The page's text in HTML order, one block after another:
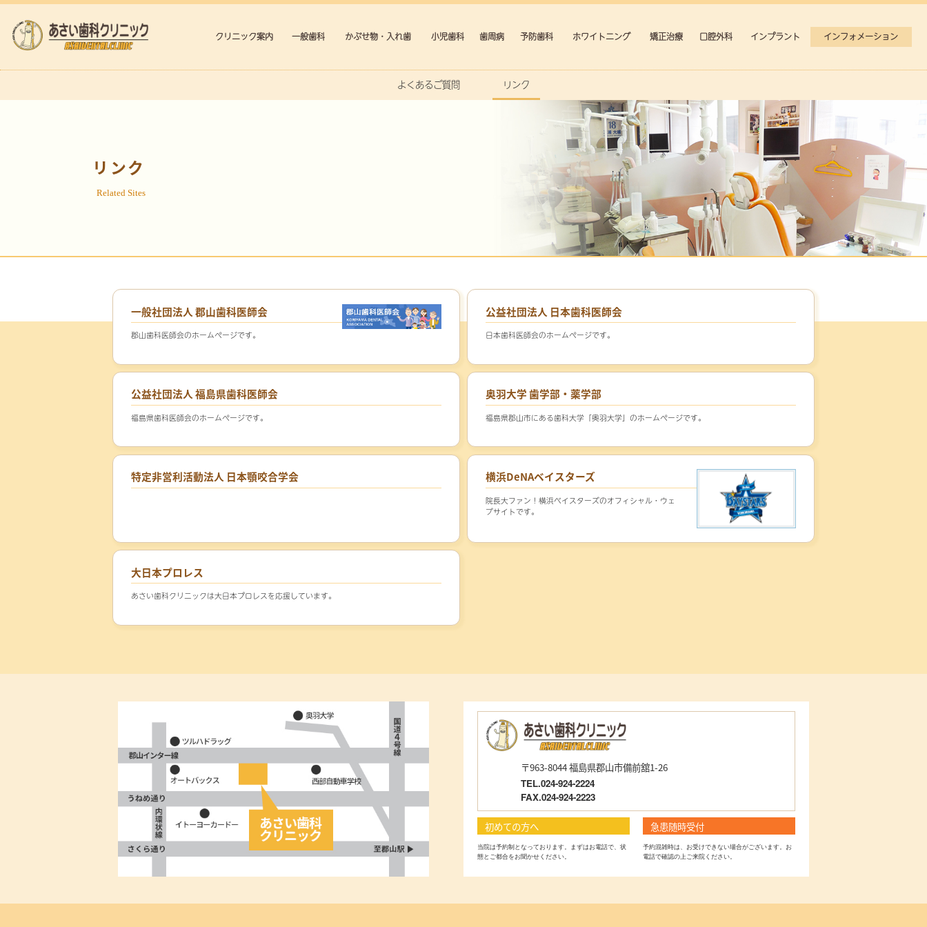
クリニック案内 一般歯科 かぶせ物・入れ歯 小児歯科 歯周病 予防歯科 ホワイトニング 矯正治療 口腔外科 インプラント インフォメーション
よくあるご質問 リンク
リンク
Related Sites
一般社団法人 郡山歯科医師会
郡山歯科医師会のホームページです。
公益社団法人 日本歯科医師会
日本歯科医師会のホームページです。
公益社団法人 福島県歯科医師会
福島県歯科医師会のホームページです。
奥羽大学 歯学部・薬学部
福島県郡山市にある歯科大学「奥羽大学」のホームページです。
特定非営利活動法人 日本顎咬合学会 横浜DeNAベイスターズ
院長大ファン！横浜ベイスターズのオフィシャル・ウェ
ブサイトです。
大日本プロレス
あさい歯科クリニックは大日本プロレスを応援しています。
〒963-8044 福島県郡山市備前舘1-26
TEL.024-924-2224
FAX.024-924-2223
初めての方へ
当院は予約制となっております。まずはお電話で、状
態とご都合をお聞かせください。
急患随時受付
予約混雑時は、お受けできない場合がございます。お
電話で確認の上ご来院ください。